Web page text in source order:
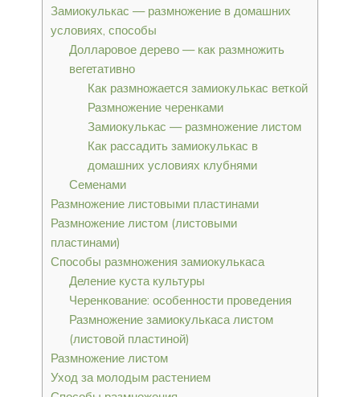
Замиокулькас — размножение в домашних
условиях, способы
Долларовое дерево — как размножить
вегетативно
Как размножается замиокулькас веткой
Размножение черенками
Замиокулькас — размножение листом
Как рассадить замиокулькас в
домашних условиях клубнями
Семенами
Размножение листовыми пластинами
Размножение листом (листовыми
пластинами)
Способы размножения замиокулькаса
Деление куста культуры
Черенкование: особенности проведения
Размножение замиокулькаса листом
(листовой пластиной)
Размножение листом
Уход за молодым растением